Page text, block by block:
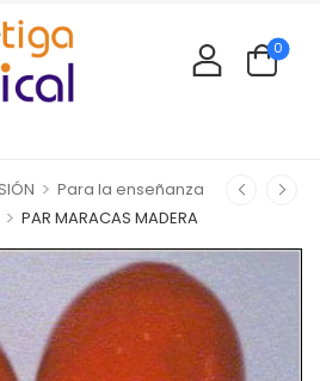
0
> Para la enseñanza
> PAR MARACAS MADERA